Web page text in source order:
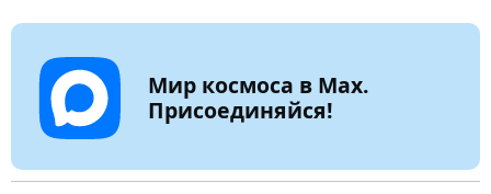
Мир космоса в Max.
Присоединяйся!